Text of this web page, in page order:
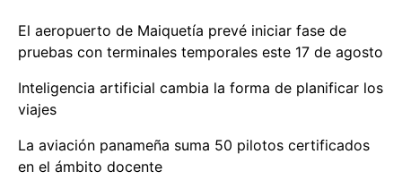
El aeropuerto de Maiquetía prevé iniciar fase de
pruebas con terminales temporales este 17 de agosto
Inteligencia artificial cambia la forma de planificar los
viajes
La aviación panameña suma 50 pilotos certificados
en el ámbito docente